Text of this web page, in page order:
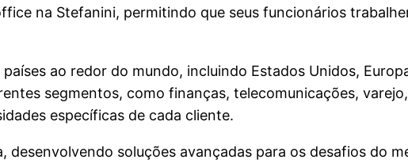
na Stefanini, permitindo que seus funcionários
ao redor do mundo, incluindo Estados Unidos,
segmentos, como finanças, telecomunicações,
específicas de cada cliente.
soluções avançadas para os desafios do